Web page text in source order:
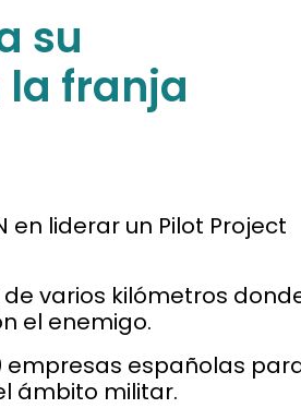
su
franja
en liderar un Pilot Project
varios kilómetros
el enemigo.
empresas españolas
ámbito militar.